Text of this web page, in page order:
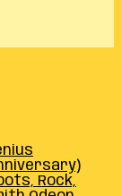
Rock,